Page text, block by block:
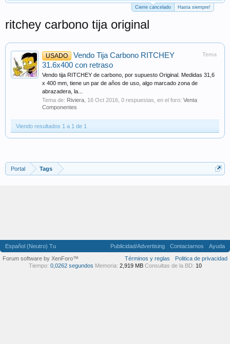
Cierre cancelado Hasta siempre!
ritchey carbono tija original
Tema
USADO
Vendo Tija Carbono RITCHEY
31.6x400 con retraso
Vendo tija RITCHEY de carbono, por supuesto Original. Medidas 31,6
x 400 mm, tiene un par de años de uso, algo marcado zona de
abrazadera, la...
Tema de: Riviera 16 Oct 2016 , 0 respuestas, en el foro: Venta
Componentes
Viendo resultados 1 a 1 de 1
Portal Tags
Español (Neutro) Tu Publicidad/Advertising Contactarnos
Ayuda
Términos y reglas
Politica de privacidad
Forum software by XenForo™
Tiempo: 0,0262 segundos Memoria: 2,919 MB Consultas de la BD: 10